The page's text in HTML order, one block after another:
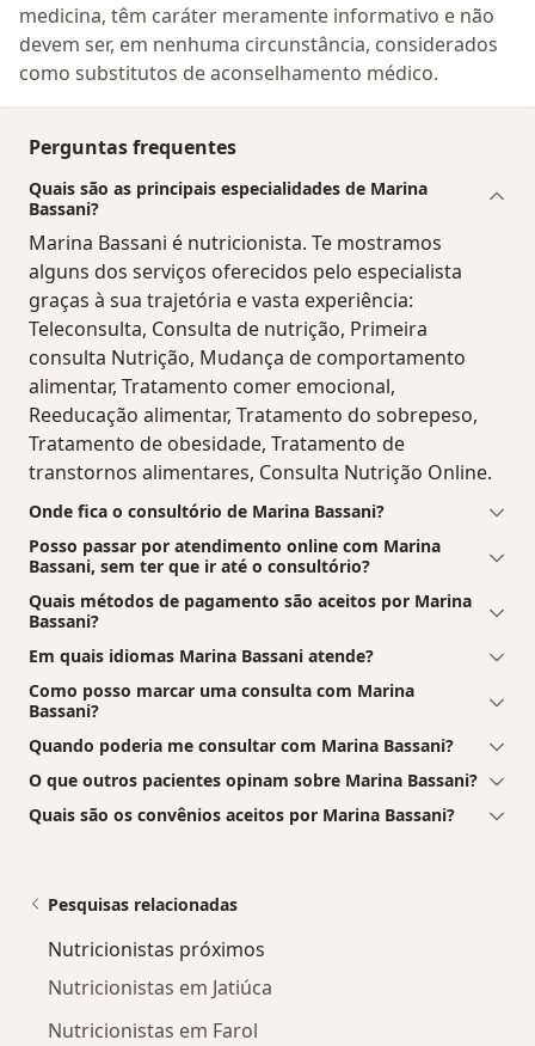
medicina, têm caráter meramente informativo e não
devem ser, em nenhuma circunstância, considerados
como substitutos de aconselhamento médico.
Perguntas frequentes
Quais são as principais especialidades de Marina
Bassani?
Marina Bassani é nutricionista. Te mostramos
alguns dos serviços oferecidos pelo especialista
graças à sua trajetória e vasta experiência:
Teleconsulta, Consulta de nutrição, Primeira
consulta Nutrição, Mudança de comportamento
alimentar, Tratamento comer emocional,
Reeducação alimentar, Tratamento do sobrepeso,
Tratamento de obesidade, Tratamento de
transtornos alimentares, Consulta Nutrição Online.
Onde fica o consultório de Marina Bassani?
Posso passar por atendimento online com Marina
Bassani, sem ter que ir até o consultório?
Quais métodos de pagamento são aceitos por Marina
Bassani?
Em quais idiomas Marina Bassani atende?
Como posso marcar uma consulta com Marina
Bassani?
Quando poderia me consultar com Marina Bassani?
O que outros pacientes opinam sobre Marina Bassani?
Quais são os convênios aceitos por Marina Bassani?
Pesquisas relacionadas
Nutricionistas próximos
Nutricionistas em Jatiúca
Nutricionistas em Farol